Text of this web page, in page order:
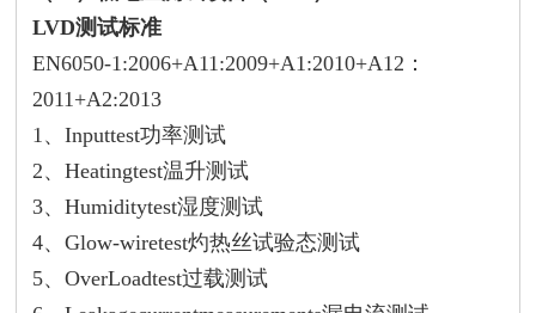
LVD测试标准
EN6050-1:2006+A11:2009+A1:2010+A12：
2011+A2:2013
1、Inputtest功率测试
2、Heatingtest温升测试
3、Humiditytest湿度测试
4、Glow-wiretest灼热丝试验态测试
5、OverLoadtest过载测试